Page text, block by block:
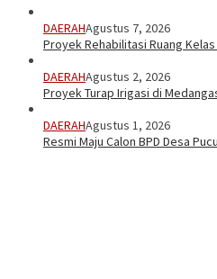
DAERAHAgustus 7, 2026
Proyek Rehabilitasi Ruang
DAERAHAgustus 2, 2026
Proyek Turap Irigasi di
DAERAHAgustus 1, 2026
Resmi Maju Calon BPD Desa